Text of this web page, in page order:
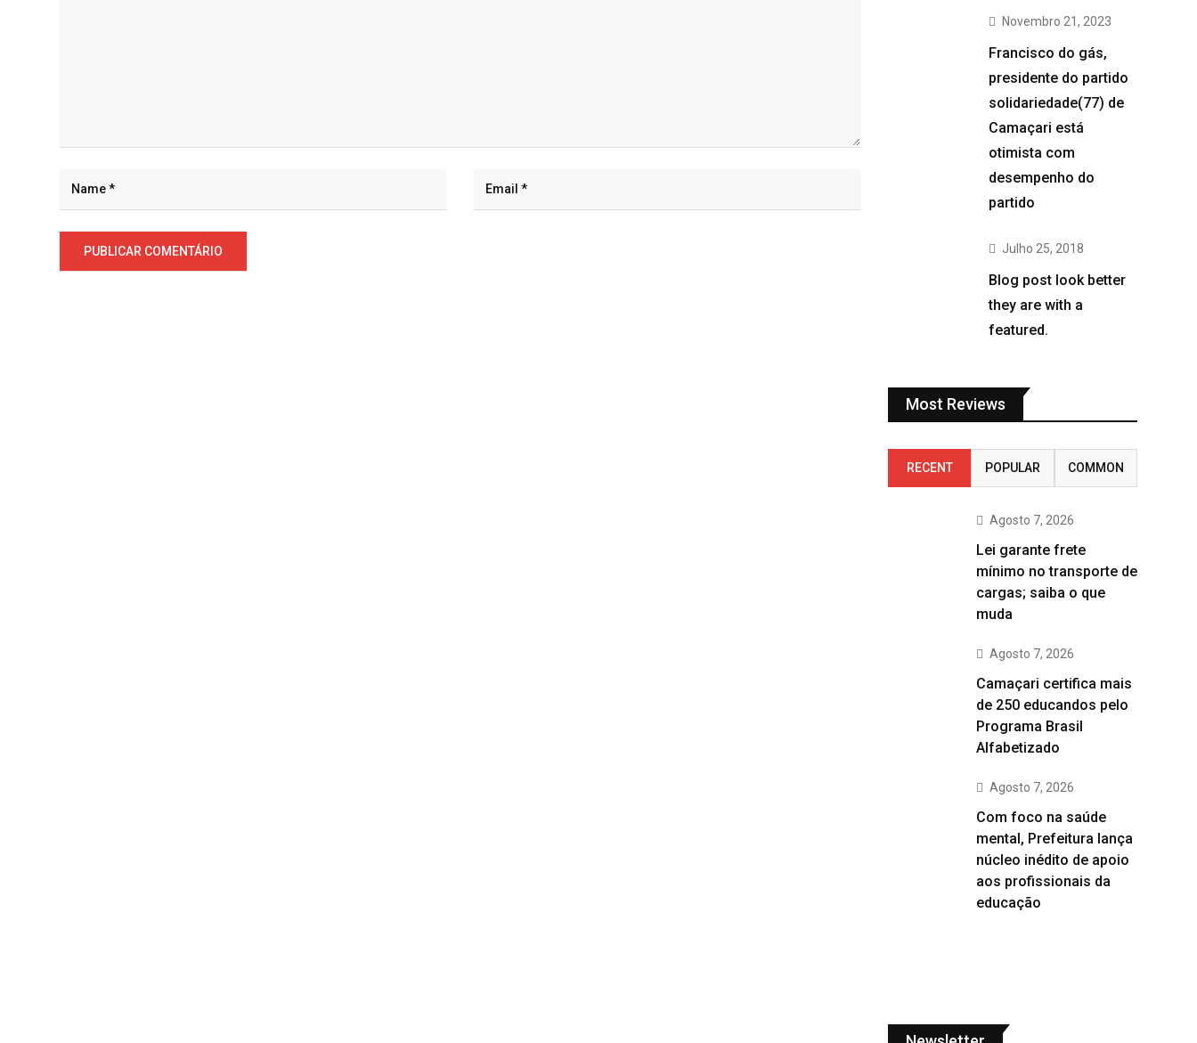
Novembro 21, 2023
Francisco do gás,
presidente do partido
solidariedade(77) de
Camaçari está
otimista com
desempenho do
partido
Julho 25, 2018
Blog post look better
they are with a
featured.
Most Reviews
RECENT POPULAR COMMON
Agosto 7, 2026
Lei garante frete
mínimo no transporte de
cargas; saiba o que
muda
Agosto 7, 2026
Camaçari certifica mais
de 250 educandos pelo
Programa Brasil
Alfabetizado
Agosto 7, 2026
Com foco na saúde
mental, Prefeitura lança
núcleo inédito de apoio
aos profissionais da
educação